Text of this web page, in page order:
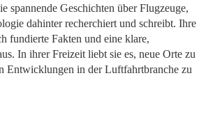
spannende Geschichten über Flugzeuge,
dahinter recherchiert und schreibt. Ihre
fundierte Fakten und eine klare,
In ihrer Freizeit liebt sie es, neue Orte zu
Entwicklungen in der Luftfahrtbranche zu